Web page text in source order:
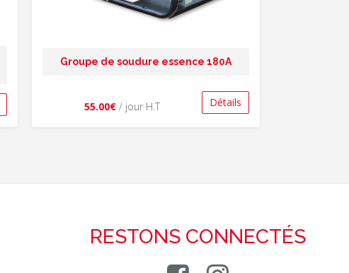
Groupe de soudure essence 180A
55.00€/ jour H.T Détails
RESTONS CONNECTÉS